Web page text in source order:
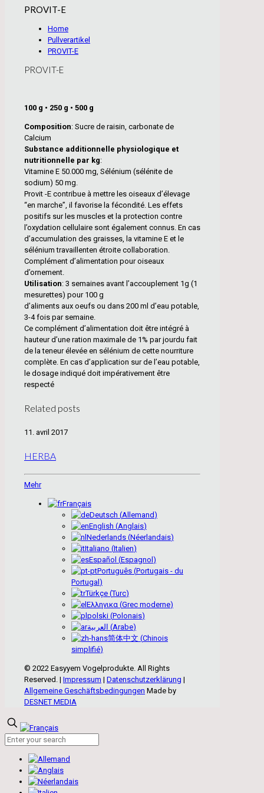
PROVIT-E
Home
Pullverartikel
PROVIT-E
PROVIT-E
100 g • 250 g • 500 g
Composition: Sucre de raisin, carbonate de
Calcium
Substance additionnelle physiologique et
nutritionnelle par kg:
Vitamine E 50.000 mg, Sélénium (sélénite de
sodium) 50 mg.
Provit -E contribue à mettre les oiseaux d’élevage
“en marche”, il favorise la fécondité. Les effets
positifs sur les muscles et la protection contre
l’oxydation cellulaire sont également connus. En cas
d’accumulation des graisses, la vitamine E et le
sélénium travaillenten étroite collaboration.
Complément d’alimentation pour oiseaux
d’ornement.
Utilisation: 3 semaines avant l’accouplement 1g (1
mesurettes) pour 100 g
d’aliments aux oeufs ou dans 200 ml d’eau potable,
3-4 fois par semaine.
Ce complément d’alimentation doit être intégré à
hauteur d’une ration maximale de 1% par jourdu fait
de la teneur élevée en sélénium de cette nourriture
complète. En cas d’application sur de l’eau potable,
le dosage indiqué doit impérativement être
respecté
Related posts
11. avril 2017
HERBA
Mehr
Français
Deutsch (Allemand)
English (Anglais)
Nederlands (Néerlandais)
Italiano (Italien)
Español (Espagnol)
Português (Portugais - du
Portugal)
Türkçe (Turc)
Ελληνικα (Grec moderne)
polski (Polonais)
العربية (Arabe)
简体中文 (Chinois
simplifié)
© 2022 Easyyem Vogelprodukte. All Rights
Reserved. | Impressum | Datenschutzerklärung |
Allgemeine Geschäftsbedingungen Made by
DESNET MEDIA